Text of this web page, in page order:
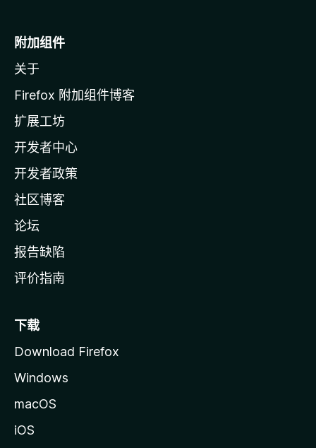
o
i
l
a
主
页
附加组件
关于
Firefox 附加组件博客
扩展工坊
开发者中心
开发者政策
社区博客
论坛
报告缺陷
评价指南
下载
Download Firefox
Windows
macOS
iOS